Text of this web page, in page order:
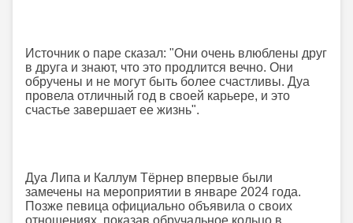
Источник о паре сказал: "Они очень влюблены друг
в друга и знают, что это продлится вечно. Они
обручены и не могут быть более счастливы. Дуа
провела отличный год в своей карьере, и это
счастье завершает ее жизнь".
Дуа Липа и Каллум Тёрнер впервые были
замечены на мероприятии в январе 2024 года.
Позже певица официально объявила о своих
отношениях, показав обручальное кольцо в